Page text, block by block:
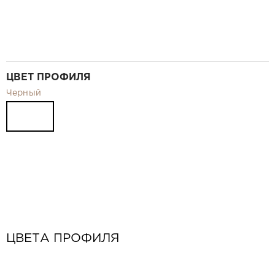
ЦВЕТ ПРОФИЛЯ
Черный
ЦВЕТА ПРОФИЛЯ